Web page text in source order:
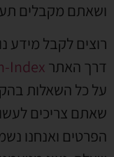
ושאתם מקבלים
רוצים לקבל מידע
דרך האתר Index
על כל השאלות
שאתם צריכים
הפרטים ואנחנו